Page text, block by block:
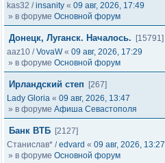
kas32 /insanity « 09 авг, 2026, 17:49
» в форуме Основной форум
Донецк, Луганск. Началось.
[15791]
aaz10 /VovaW« 09 авг, 2026, 17:29
» в форуме Основной форум
Ирландский степ
[267]
Lady Gloria « 09 авг, 2026, 13:47
» в форуме Афиша Севастополя
Банк ВТБ [2127]
Станислав* /edvard « 09 авг, 2026, 13:27
» в форуме Основной форум